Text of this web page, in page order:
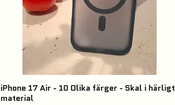
iPhone 17 Air - 10 Olika färger - Skal i härligt
material